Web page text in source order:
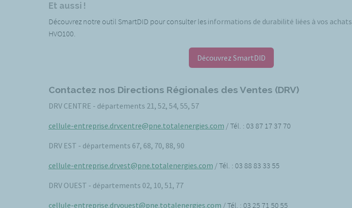
Et aussi !
Découvrez notre outil SmartDID pour consulter les informations de durabilité liées à vos achats
HVO100.
Découvrez SmartDID
Contactez nos Directions Régionales des Ventes (DRV)
DRV CENTRE - départements 21, 52, 54, 55, 57
cellule-entreprise.drvcentre@pne.totalenergies.com / Tél. : 03 87 17 37 70
DRV EST - départements 67, 68, 70, 88, 90
cellule-entreprise.drvest@pne.totalenergies.com / Tél. : 03 88 83 33 55
DRV OUEST - départements 02, 10, 51, 77
cellule-entreprise.drvouest@pne.totalenergies.com / Tél. : 03 25 71 50 55